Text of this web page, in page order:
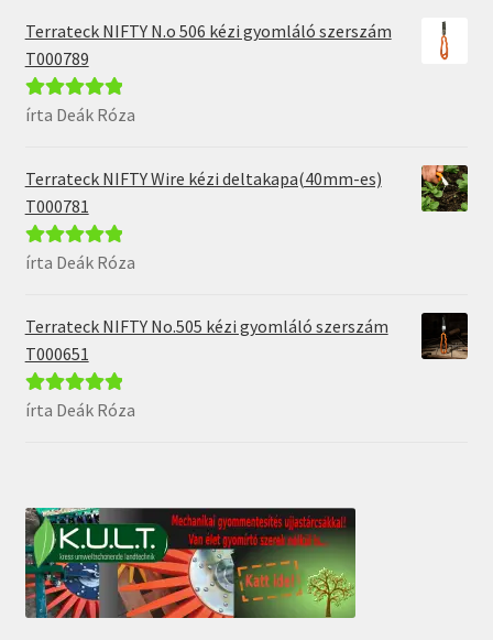
Terrateck NIFTY N.o 506 kézi gyomláló szerszám
T000789
Értékelés: 5/
írta Deák Róza
Terrateck NIFTY Wire kézi deltakapa(40mm-es)
T000781
Értékelés: 5/
írta Deák Róza
Terrateck NIFTY No.505 kézi gyomláló szerszám
T000651
Értékelés: 5/
írta Deák Róza